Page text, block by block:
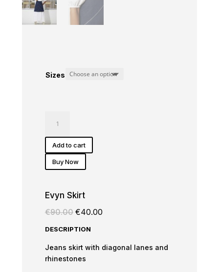
Sizes
Skirt
quantity
Add to cart
Buy Now
Evyn Skirt
€90.00 Original
was:
€90.00.
€40.00Current
€40.00.
DESCRIPTION
Jeans skirt with diagonal lanes and
rhinestones